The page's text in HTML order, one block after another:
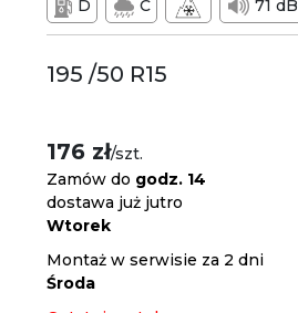
D C 71 dB
195 /50 R15
176 zł/szt.
Zamów do godz. 14
dostawa już jutro
Wtorek
Montaż w serwisie za 2 dni
Środa